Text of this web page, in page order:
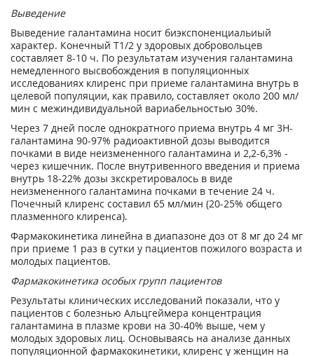
Выведение
Выведение галантамина носит биэкспоненциальиый
характер. Конечный T1/2 у здоровых добровольцев
составляет 8-10 ч. По результатам изучения галантамина
немедленного высвобождения в популяционных
исследованиях клиренс при приеме галантамина внутрь в
целевой популяции, как правило, составляет около 200 мл/
мин с межиндивидуальной вариабельностью 30%.
Через 7 дней после однократного приема внутрь 4 мг 3Н-
галантамина 90-97% радиоактивной дозы выводится
почками в виде неизмененного галантамина и 2,2-6,3% -
через кишечник. После внутривенного введения и приема
внутрь 18-22% дозы зкскретировалось в виде
неизмененного галантамина почками в течение 24 ч.
Почечный клиренс составил 65 мл/мин (20-25% общего
плазменного клиренса).
Фармакокинетика линейна в диапазоне доз от 8 мг до 24 мг
при приеме 1 раз в сутки у пациентов пожилого возраста и
молодых пациентов.
Фармакокинетика особых групп пациентов
Результаты клинических исследований показали, что у
пациентов с болезнью Альцгеймера концентрация
галантамина в плазме крови на 30-40% выше, чем у
молодых здоровых лиц. Основываясь на анализе данных
популяционной фармакокинетики, клиренс у женщин на